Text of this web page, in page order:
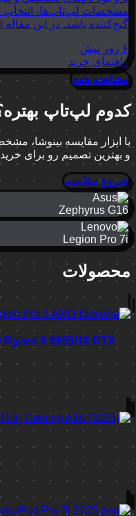
مشخصات لپ‌تاپ‌ها، انتخاب
گیج‌کننده باشد. در این
۶ روز پیش
راهنمای خرید
مشاهده همه
کدوم لپ‌تاپ
با ابزار مقایسه بینوشا،
و بهترین تصمیم رو برای
شروع مقایسه
Zephyrus G16
Legion Pro 7i
محصولات
9 9955HX RTX